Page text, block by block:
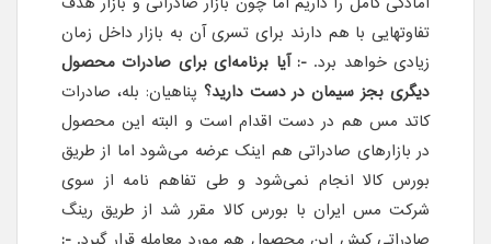
تفاوتهایی با هم دارند برای تسری آن به بازار داخل زمان
زیادی خواهد برد.-: آیا برنامه‌ای برای صادرات محصول
دیگری بجز سیمان در دست دارید؟ پناهیان: بله، صادرات
کاتد مس هم در دست اقدام است و البته این محصول
در بازار‌های صادراتی هم اینک عرضه می‌شود اما از طریق
بورس کالا انجام نمی‌شود و طی تفاهم نامه از سوی
شرکت مس ایران با بورس کالا مقرر شد از طریق رینگ